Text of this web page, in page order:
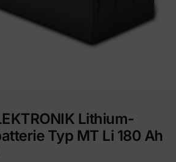
Lithium-
Typ MT Li 180 Ah